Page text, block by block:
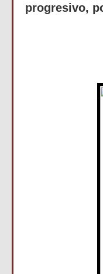
progresivo,